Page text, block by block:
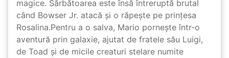
magice. Sărbătoarea este însă întreruptă brutal
când Bowser Jr. atacă și o răpește pe prinţesa
Rosalina.Pentru a o salva, Mario pornește într-o
aventură prin galaxie, ajutat de fratele său Luigi,
de Toad și de micile creaturi stelare numite